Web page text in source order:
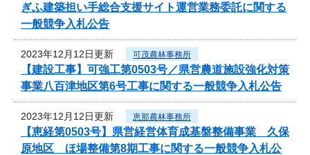
ぎふ建築担い手総合支援サイト運営業務委託に関する
一般競争入札公告
2023年12月12日更新 可茂農林事務所
【建設工事】可強工第0503号／県営農道施設強化対策
事業八百津地区第6号工事に関する一般競争入札公告
2023年12月12日更新 恵那農林事務所
【恵経第0503号】県営経営体育成基盤整備事業 久保
原地区 ほ場整備第8期工事に関する一般競争入札公